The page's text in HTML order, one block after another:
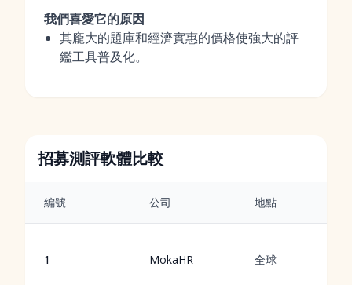
我們喜愛它的原因
其龐大的題庫和經濟實惠的價格使強大的評
鑑工具普及化。
招募測評軟體比較
編號 公司 地點
1 MokaHR 全球